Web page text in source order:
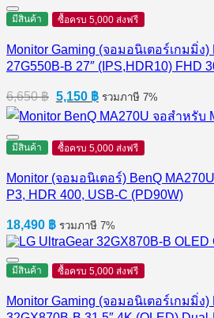
มีสินค้า ซื้อครบ 5,000 ส่งฟรี
Monitor Gaming (จอมอนิเตอร์เกมมิ่ง)
27G550B-B 27″ (IPS,HDR10) FHD
6,650฿ Original
price
was:
6,650 ฿.
5,150 ฿Current
price
is:
5,150 ฿.
รวมภาษี 7%
มีสินค้า ซื้อครบ 5,000 ส่งฟรี
Monitor (จอมอนิเตอร์) BenQ
P3, HDR 400, USB-C (PD90W)
18,490 ฿ รวมภาษี 7%
มีสินค้า ซื้อครบ 5,000 ส่งฟรี
Monitor Gaming (จอมอนิเตอร์เกมมิ่ง)